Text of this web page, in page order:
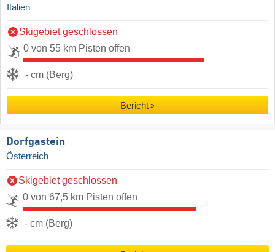
Italien
Skigebiet geschlossen
0 von 55 km Pisten offen
- cm (Berg)
Bericht
Dorfgastein
Österreich
Skigebiet geschlossen
0 von 67,5 km Pisten offen
- cm (Berg)